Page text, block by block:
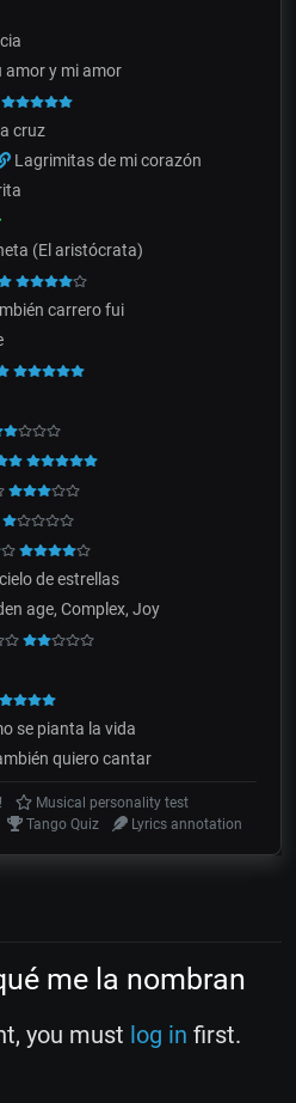
amor y mi amor
cruz
Lagrimitas de mi corazón
(El aristócrata)
carrero fui
de estrellas
age, Complex, Joy
se pianta la vida
quiero cantar
Musical personality test
Tango Quiz Lyrics annotation
me la nombran
you must log in first.